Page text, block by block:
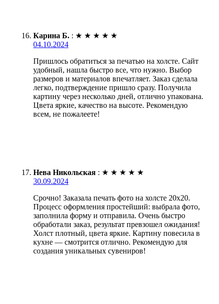
Карина Б. : ★ ★ ★ ★ ★
04.10.2024
Пришлось обратиться за печатью на холсте. Сайт
удобный, нашла быстро все, что нужно. Выбор
размеров и материалов впечатляет. Заказ сделала
легко, подтверждение пришло сразу. Получила
картину через несколько дней, отлично упакована.
Цвета яркие, качество на высоте. Рекомендую
всем, не пожалеете!
Нева Никольская : ★ ★ ★ ★ ★
30.09.2024
Срочно! Заказала печать фото на холсте 20х20.
Процесс оформления простейший: выбрала фото,
заполнила форму и отправила. Очень быстро
обработали заказ, результат превзошел ожидания!
Холст плотный, цвета яркие. Картину повесила в
кухне — смотрится отлично. Рекомендую для
создания уникальных сувениров!